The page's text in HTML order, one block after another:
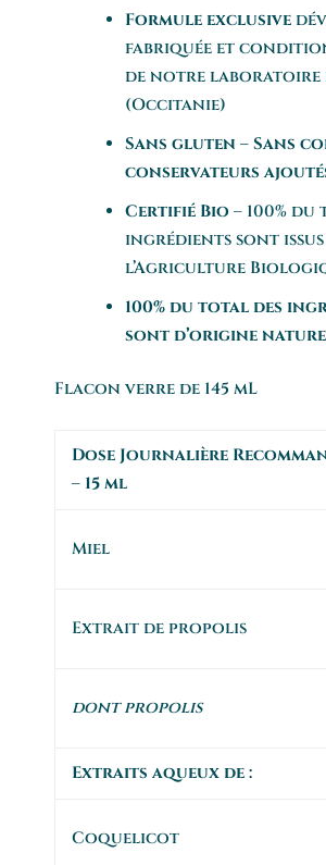
Formule exclusive
fabriquée et
de notre laboratoire
(Occitanie)
Sans gluten – Sans
conservateurs
Certifié Bio– 100%
ingrédients sont issus
l’Agriculture
100% du total des
sont d’origine
Flacon verre de 145 mL
Dose Journalière
– 15 ml
Miel
Extrait de propolis
dont propolis
Extraits aqueux de :
Coquelicot